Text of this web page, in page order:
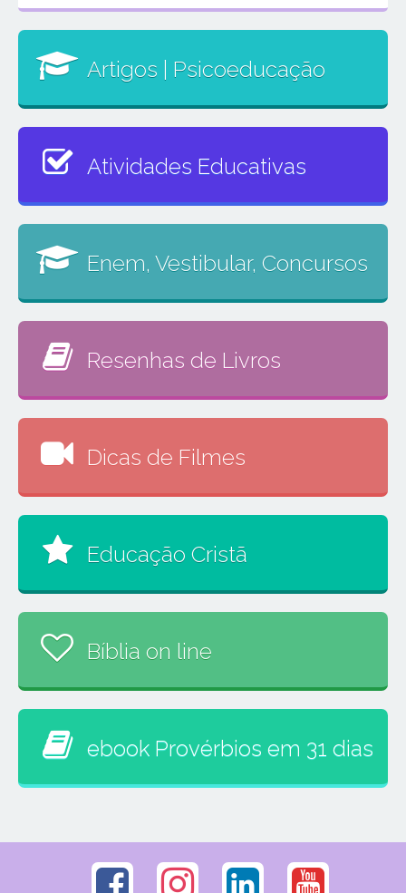
Artigos | Psicoeducação
Atividades Educativas
Enem, Vestibular, Concursos
Resenhas de Livros
Dicas de Filmes
Educação Cristã
Bíblia on line
ebook Provérbios em 31 dias